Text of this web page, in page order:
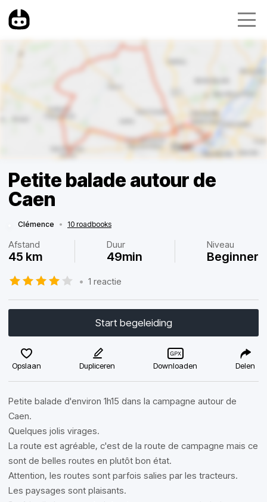
Petite balade autour de
Caen
Clémence • 10 roadbooks
Afstand
45 km
Duur
49min
Niveau
Beginner
• 1 reactie
Start begeleiding
Opslaan Dupliceren Downloaden Delen
Petite balade d'environ 1h15 dans la campagne autour de
Caen.
Quelques jolis virages.
La route est agréable, c'est de la route de campagne mais ce
sont de belles routes en plutôt bon état.
Attention, les routes sont parfois salies par les tracteurs.
Les paysages sont plaisants.